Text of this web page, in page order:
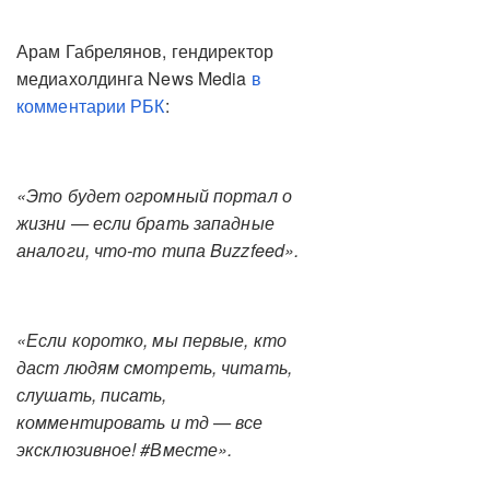
Арам Габрелянов, гендиректор
медиахолдинга News Media в
комментарии РБК:
«Это будет огромный портал о
жизни — если брать западные
аналоги, что-то типа Buzzfeed».
«Если коротко, мы первые, кто
даст людям смотреть, читать,
слушать, писать,
комментировать и тд — все
эксклюзивное! #Вместе».